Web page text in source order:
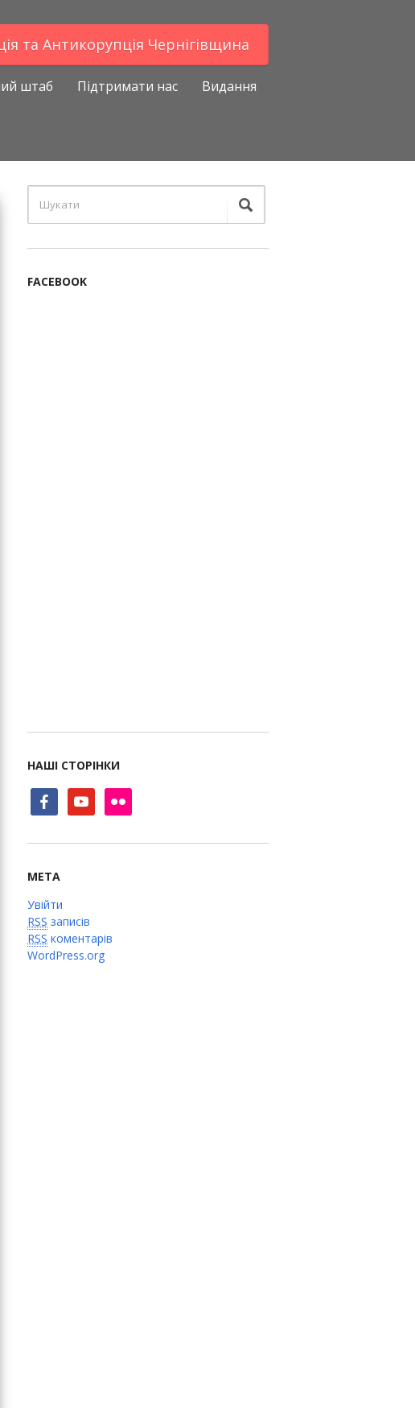
та Антикорупцiя Чернігівщина
штаб Підтримати нас Видання
FACEBOOK
НАШІ СТОРІНКИ
facebookyoutube flickr
МЕТА
Увійти
RSS записів
RSS коментарів
WordPress.org